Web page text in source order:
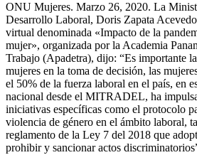
ONU Mujeres. Marzo 26, 2020. La
Desarrollo Laboral, Doris Zapata
virtual denominada «Impacto de la
mujer», organizada por la Academia
Trabajo (Apadetra), dijo: “Es importante
mujeres en la toma de decisión, las
el 50% de la fuerza laboral en el país, en
nacional desde el MITRADEL, ha
iniciativas específicas como el protocolo
violencia de género en el ámbito laboral,
reglamento de la Ley 7 del 2018 que
prohibir y sancionar actos